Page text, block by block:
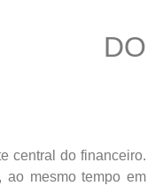
DO
central do financeiro.
ao mesmo tempo em